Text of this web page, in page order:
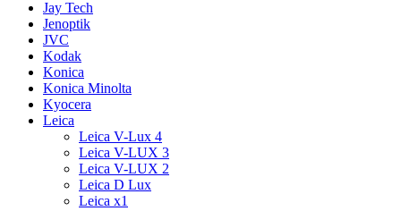
Jay Tech
Jenoptik
JVC
Kodak
Konica
Konica Minolta
Kyocera
Leica
Leica V-Lux 4
Leica V-LUX 3
Leica V-LUX 2
Leica D Lux
Leica x1